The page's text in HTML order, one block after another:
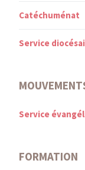
Catéchuménat
Service
Service
FORMATION